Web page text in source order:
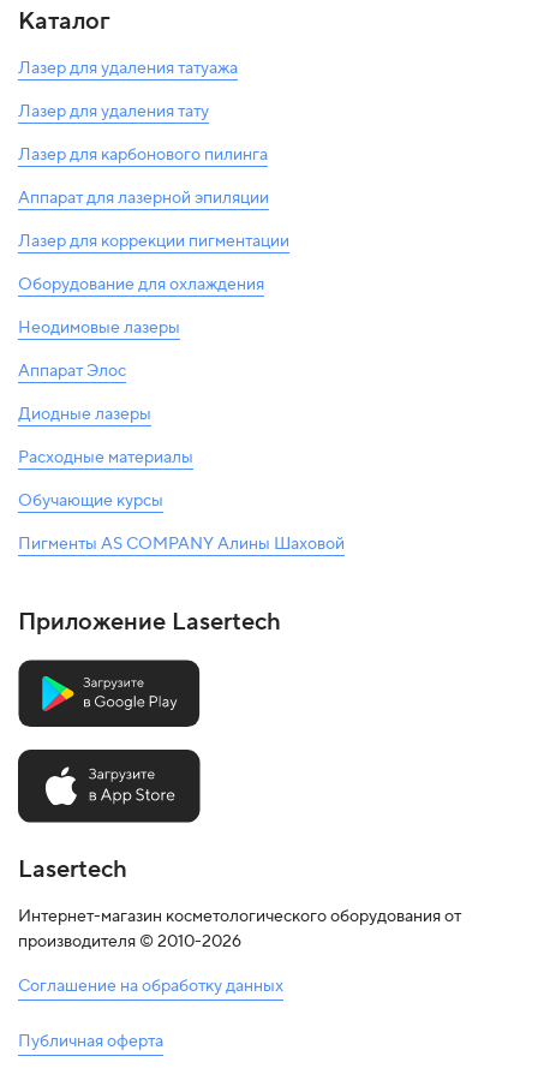
Каталог
Лазер для удаления татуажа
Лазер для удаления тату
Лазер для карбонового пилинга
Аппарат для лазерной эпиляции
Лазер для коррекции пигментации
Оборудование для охлаждения
Неодимовые лазеры
Аппарат Элос
Диодные лазеры
Расходные материалы
Обучающие курсы
Пигменты AS COMPANY Алины Шаховой
Приложение Lasertech
Lasertech
Интернет-магазин косметологического оборудования от
производителя © 2010-2026
Соглашение на обработку данных
Публичная оферта